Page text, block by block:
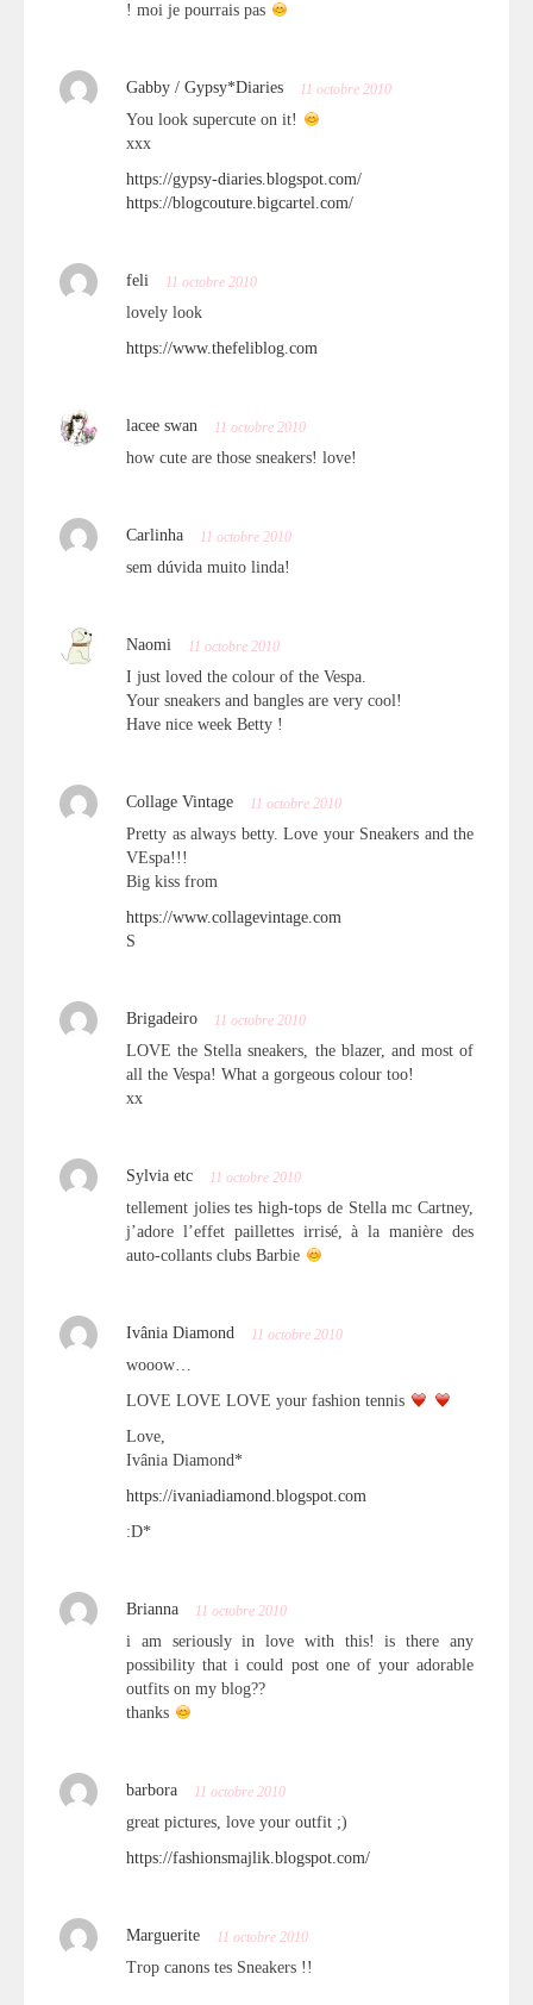
! moi je pourrais pas
Gabby / Gypsy*Diaries 11 octobre 2010
You look supercute on it!
xxx
https://gypsy-diaries.blogspot.com/
https://blogcouture.bigcartel.com/
feli 11 octobre 2010
lovely look
https://www.thefeliblog.com
lacee swan 11 octobre 2010
how cute are those sneakers! love!
Carlinha 11 octobre 2010
sem dúvida muito linda!
Naomi 11 octobre 2010
I just loved the colour of the Vespa.
Your sneakers and bangles are very cool!
Have nice week Betty !
Collage Vintage 11 octobre 2010
Pretty as always betty. Love your Sneakers and the
VEspa!!!
Big kiss from
https://www.collagevintage.com
S
Brigadeiro 11 octobre 2010
LOVE the Stella sneakers, the blazer, and most of
all the Vespa! What a gorgeous colour too!
xx
Sylvia etc 11 octobre 2010
tellement jolies tes high-tops de Stella mc Cartney,
j’adore l’effet paillettes irrisé, à la manière des
auto-collants clubs Barbie
Ivânia Diamond 11 octobre 2010
wooow…
LOVE LOVE LOVE your fashion tennis
Love,
Ivânia Diamond*
https://ivaniadiamond.blogspot.com
:D*
Brianna 11 octobre 2010
i am seriously in love with this! is there any
possibility that i could post one of your adorable
outfits on my blog??
thanks
barbora 11 octobre 2010
great pictures, love your outfit ;)
https://fashionsmajlik.blogspot.com/
Marguerite 11 octobre 2010
Trop canons tes Sneakers !!